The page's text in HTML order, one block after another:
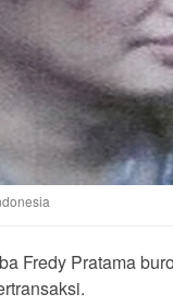
Fredy Pratama